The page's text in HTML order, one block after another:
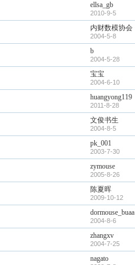
ellsa_gb
2010-9-5
内财数模协会
2004-5-8
b
2004-5-28
宝宝
2004-6-10
huangyong119
2011-8-28
文俊书生
2004-8-5
pk_001
2003-7-30
zymouse
2005-8-26
陈夏晖
2009-10-12
dormouse_buaa
2004-8-6
zhangxv
2004-7-25
nagato